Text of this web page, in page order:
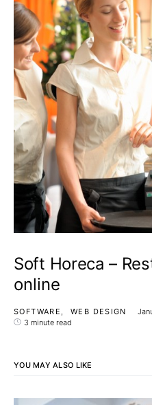
Soft Horeca –
online
SOFTWARE WEB DESIGN
3 minute read
YOU MAY ALSO LIKE